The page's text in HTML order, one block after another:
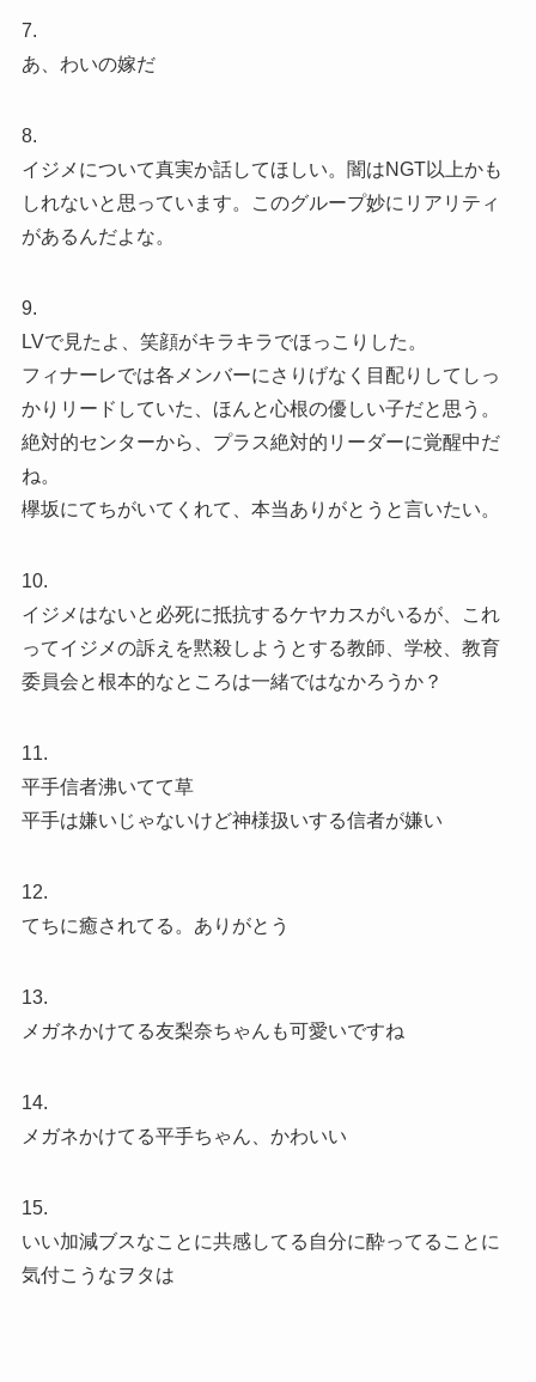
7.
あ、わいの嫁だ
8.
イジメについて真実か話してほしい。闇はNGT以上かも
しれないと思っています。このグループ妙にリアリティ
があるんだよな。
9.
LVで見たよ、笑顔がキラキラでほっこりした。
フィナーレでは各メンバーにさりげなく目配りしてしっ
かりリードしていた、ほんと心根の優しい子だと思う。
絶対的センターから、プラス絶対的リーダーに覚醒中だ
ね。
欅坂にてちがいてくれて、本当ありがとうと言いたい。
10.
イジメはないと必死に抵抗するケヤカスがいるが、これ
ってイジメの訴えを黙殺しようとする教師、学校、教育
委員会と根本的なところは一緒ではなかろうか？
11.
平手信者沸いてて草
平手は嫌いじゃないけど神様扱いする信者が嫌い
12.
てちに癒されてる。ありがとう
13.
メガネかけてる友梨奈ちゃんも可愛いですね
14.
メガネかけてる平手ちゃん、かわいい
15.
いい加減ブスなことに共感してる自分に酔ってることに
気付こうなヲタは